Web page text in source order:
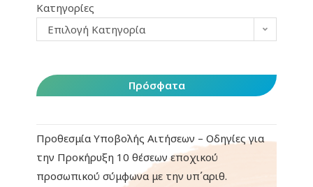
Κατηγορίες
Επιλογή Κατηγορία
Πρόσφατα
Προθεσμία Υποβολής Αιτήσεων – Οδηγίες για
την Προκήρυξη 10 θέσεων εποχικού
προσωπικού σύμφωνα με την υπ΄αριθ.